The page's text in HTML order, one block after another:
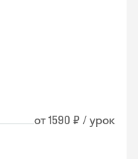
от 1590 ₽ / урок